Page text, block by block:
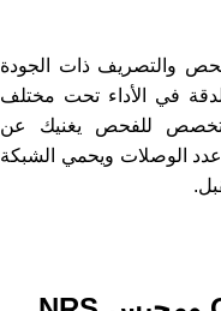
والتصريف ذات الجودة
في الأداء تحت مختلف
للفحص يغنيك عن
الوصلات ويحمي الشبكة